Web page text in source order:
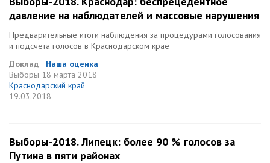
давление на наблюдателей и массовые нарушения
Предварительные итоги наблюдения за процедурами голосования
и подсчета голосов в Краснодарском крае
Доклад
Наша оценка
Выборы 18 марта 2018
Краснодарский край
19.03.2018
Выборы-2018. Липецк: более 90 % голосов за
Путина в пяти районах